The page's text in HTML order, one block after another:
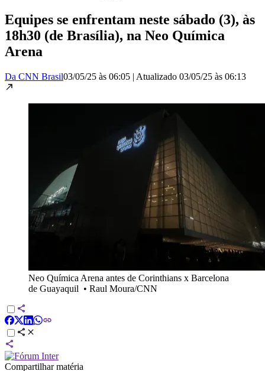
Equipes se enfrentam neste sábado (3), às
18h30 (de Brasília), na Neo Química
Arena
Da CNN Brasil03/05/25 às 06:05 | Atualizado 03/05/25 às 06:13
Neo Química Arena antes de Corinthians x Barcelona
de Guayaquil • Raul Moura/CNN
Compartilhar matéria